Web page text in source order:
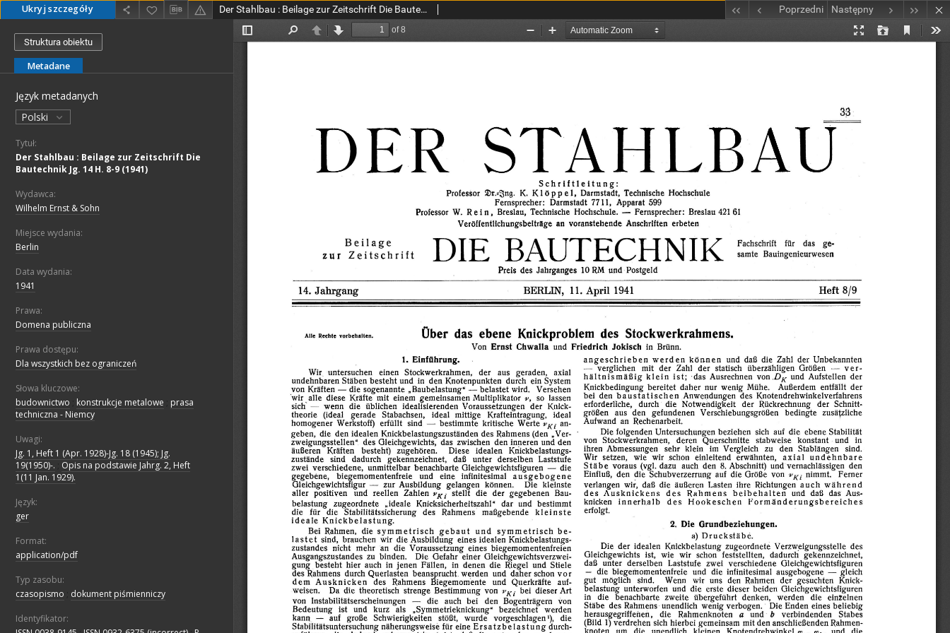
Ukryj szczegóły Der Stahlbau : Beilage zur Zeitschrift Die Bautechnik Jg. 14 H. 8-9 (1941) Poprzedni Następny
Struktura obiektu
Metadane
Język metadanych
Polski
Tytuł:
Der Stahlbau : Beilage zur Zeitschrift Die
Bautechnik Jg. 14 H. 8-9 (1941)
Wydawca:
Wilhelm Ernst & Sohn
Miejsce wydania:
Berlin
Data wydania:
1941
Prawa:
Domena publiczna
Prawa dostępu:
Dla wszystkich bez ograniczeń
Słowa kluczowe:
budownictwo
konstrukcje metalowe
prasa
techniczna - Niemcy
Uwagi:
Jg. 1, Heft 1 (Apr. 1928)-Jg. 18 (1945); Jg.
19(1950)-.
Opis na podstawie Jahrg. 2, Heft
1(11 Jan. 1929).
Język:
ger
Format:
application/pdf
Typ zasobu:
czasopismo
dokument piśmienniczy
Identyfikator: